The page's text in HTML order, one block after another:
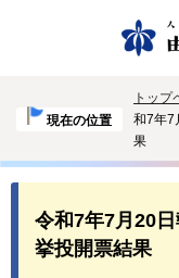
現在の位置
トップ
和7年7
果
令和7年7月20
挙投開票結果